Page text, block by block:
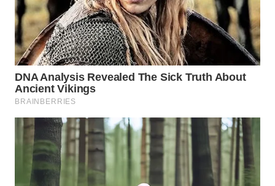
WN
BINTAN
WN
MANDALIKA
WN
LIKUPANG
WN
LABUANBAJO